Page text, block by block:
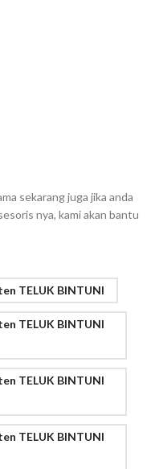
sekarang juga jika anda
nya, kami akan bantu
TELUK BINTUNI
TELUK BINTUNI
TELUK BINTUNI
TELUK BINTUNI